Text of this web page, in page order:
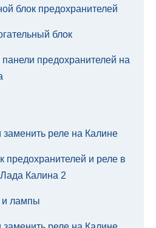
блок предохранителей
блок
предохранителей на
заменить реле на Калине
предохранителей и реле в
Калина 2
и лампы